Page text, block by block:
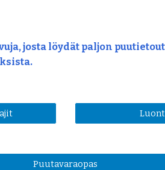
josta löydät paljon
Puutavaraopas